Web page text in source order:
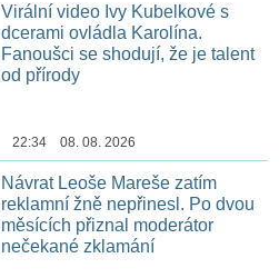
Virální video Ivy Kubelkové s
dcerami ovládla Karolína.
Fanoušci se shodují, že je talent
od přírody
22:34 08. 08. 2026
Návrat Leoše Mareše zatím
reklamní žně nepřinesl. Po dvou
měsících přiznal moderátor
nečekané zklamání